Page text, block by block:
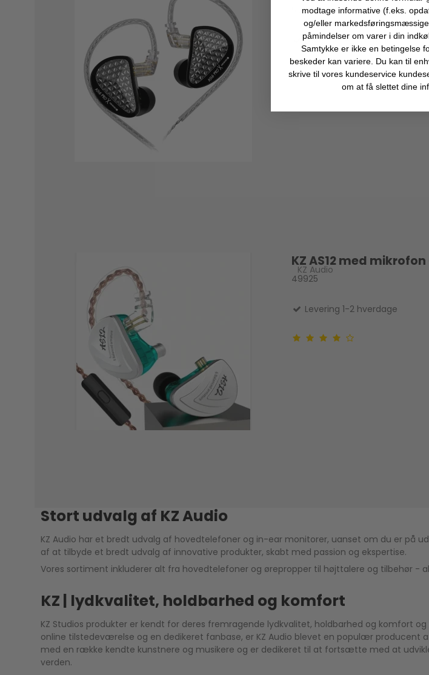
51375
Levering 1-2 hverdage
KZ AS12 med
KZ Audio
49925
Levering 1-2 hverdage
Stort udvalg af KZ Audio
KZ Audio har et bredt udvalg af hovedtelefoner og in-ear monitorer, uanset om du er på
af at tilbyde et bredt udvalg af innovative produkter, skabt med passion og ekspertise.
Vores sortiment inkluderer alt fra hovedtelefoner og ørepropper til højttalere og tilbehør -
KZ | lydkvalitet, holdbarhed og komfort
KZ Studios produkter er kendt for deres fremragende lydkvalitet, holdbarhed og komfort
online tilstedeværelse og en dedikeret fanbase, er KZ Audio blevet en populær
med en række kendte kunstnere og musikere og er dedikeret til at fortsætte med at
verden.
modtage informative (f.eks.
og/eller
påmindelser om varer i din
Samtykke er ikke en betingelse
beskeder kan variere. Du kan til
skrive til vores kundeservice
om at få slettet dine